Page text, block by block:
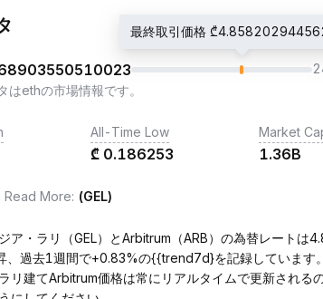
最終取引価格
はethの市場情報です。
All-Time Low
₾ 0.186253
Market
1.36B
Read More: (GEL)
ア・ラリ（GEL）とArbitrum（ARB）の為替レート
、過去1週間で+0.83%の{{trend7d}を記録しています。
リ建てArbitrum価格は常にリアルタイムで更新される